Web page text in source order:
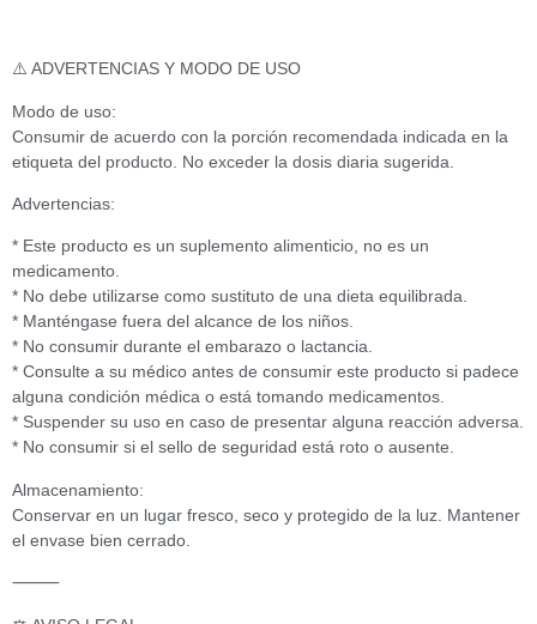
⚠️ ADVERTENCIAS Y MODO DE USO
Modo de uso:
Consumir de acuerdo con la porción recomendada indicada en la
etiqueta del producto. No exceder la dosis diaria sugerida.
Advertencias:
* Este producto es un suplemento alimenticio, no es un
medicamento.
* No debe utilizarse como sustituto de una dieta equilibrada.
* Manténgase fuera del alcance de los niños.
* No consumir durante el embarazo o lactancia.
* Consulte a su médico antes de consumir este producto si padece
alguna condición médica o está tomando medicamentos.
* Suspender su uso en caso de presentar alguna reacción adversa.
* No consumir si el sello de seguridad está roto o ausente.
Almacenamiento:
Conservar en un lugar fresco, seco y protegido de la luz. Mantener
el envase bien cerrado.
⸻